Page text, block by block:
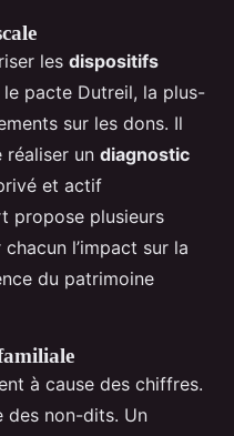
les dispositifs
pacte Dutreil, la plus-
sur les dons. Il
réaliser un diagnostic
et actif
propose plusieurs
l’impact sur la
du patrimoine
à cause des chiffres.
des non-dits. Un